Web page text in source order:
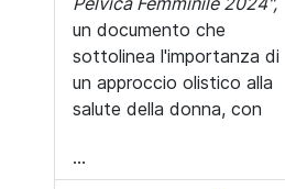
un documento che
sottolinea l'importanza di
un approccio olistico alla
salute della donna, con
...